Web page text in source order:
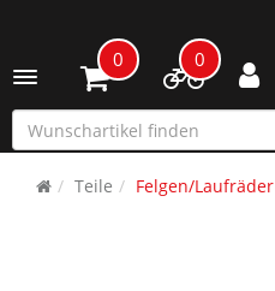
Toggle navigation
0 0
Teile Felgen/Laufräder